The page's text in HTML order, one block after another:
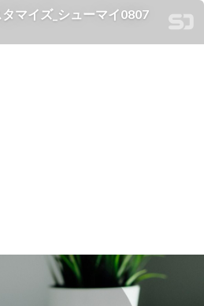
マイズ_シューマイ0807